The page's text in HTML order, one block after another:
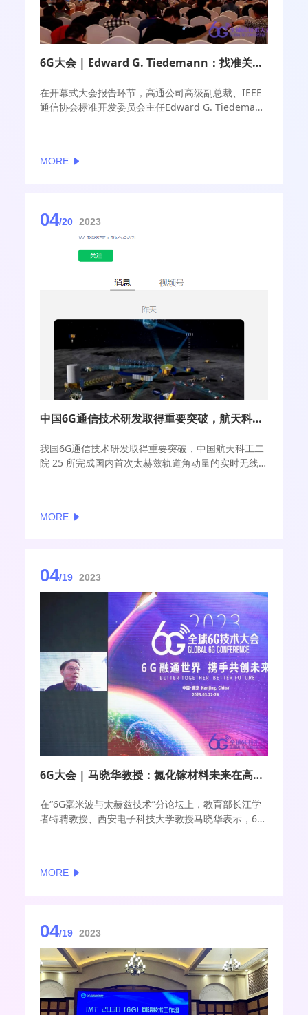
6G大会 | ​Edward G. Tiedemann：找准关键着力点 6G开启新一轮创新
在开幕式大会报告环节，高通公司高级副总裁、IEEE
通信协会标准开发委员会主任Edward G. Tiedemann
是毫米波、NTN和AI技术的引入；同时，Edward G.
MORE
04/20 2023
中国6G通信技术研发取得重要突破，航天科工完成国内首次太赫兹轨道角动量的实时无线传输通信实验
我国6G通信技术研发取得重要突破，中国航天科工二
院 25 所完成国内首次太赫兹轨道角动量的实时无线
MORE
04/19 2023
6G大会 | 马晓华教授：氮化镓材料未来在高频保持优势
在“6G毫米波与太赫兹技术”分论坛上，教育部长江学
者特聘教授、西安电子科技大学教授马晓华表示，6G
MORE
04/19 2023